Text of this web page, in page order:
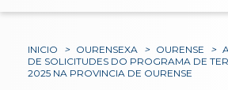
INICIO > OURENSEXA > OURENSE >
DE SOLICITUDES DO PROGRAMA DE
2025 NA PROVINCIA DE OURENSE